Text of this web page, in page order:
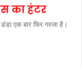
का हंटर
एक बार फिर गरजा है।